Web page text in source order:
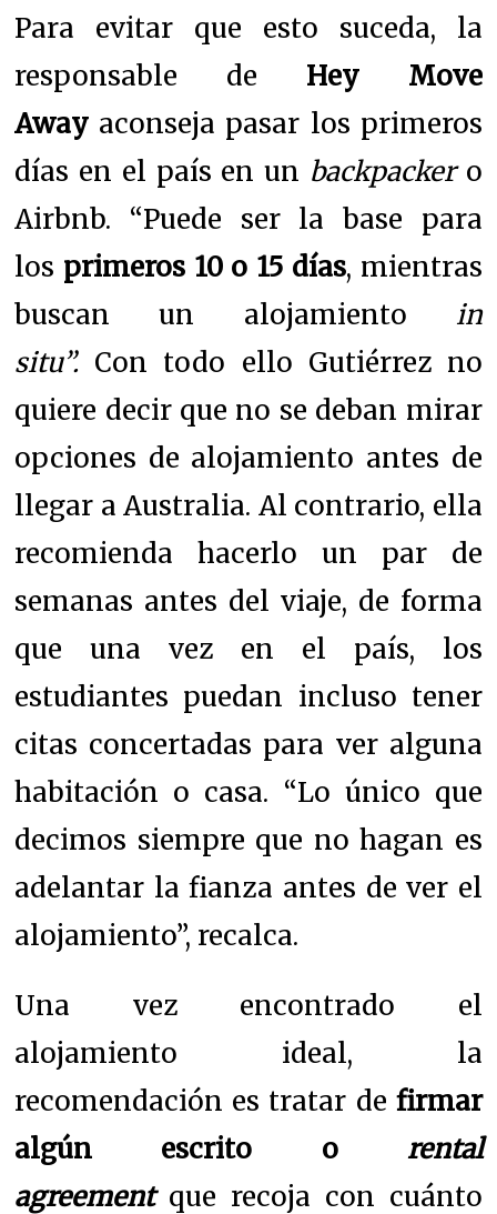
Para evitar que esto suceda, la
responsable de Hey Move
Away aconseja pasar los primeros
días en el país en un backpackero
Airbnb. “Puede ser la base para
los primeros 10 o 15 días, mientras
buscan un alojamiento in
situ”. Con todo ello Gutiérrez no
quiere decir que no se deban mirar
opciones de alojamiento antes de
llegar a Australia. Al contrario, ella
recomienda hacerlo un par de
semanas antes del viaje, de forma
que una vez en el país, los
estudiantes puedan incluso tener
citas concertadas para ver alguna
habitación o casa. “Lo único que
decimos siempre que no hagan es
adelantar la fianza antes de ver el
alojamiento”, recalca.
Una vez encontrado el
alojamiento ideal, la
recomendación es tratar de firmar
algún escrito o rental
agreementque recoja con cuánto